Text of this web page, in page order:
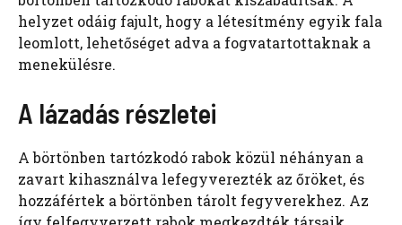
helyzet odáig fajult, hogy a létesítmény egyik fala
leomlott, lehetőséget adva a fogvatartottaknak a
menekülésre.
A lázadás részletei
A börtönben tartózkodó rabok közül néhányan a
zavart kihasználva lefegyverezték az őröket, és
hozzáfértek a börtönben tárolt fegyverekhez. Az